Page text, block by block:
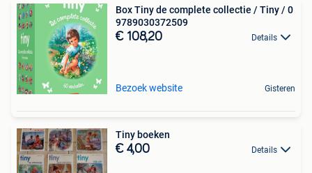
Box Tiny de complete collectie / Tiny / 0
9789030372509
€ 108,20 Details
Bezoek website Gisteren
Tiny boeken
€ 4,00 Details